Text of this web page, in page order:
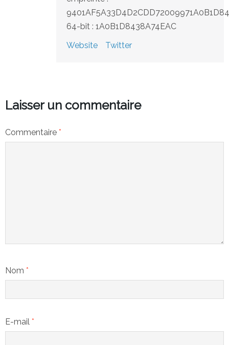
64-bit : 1A0B1D8438A74EAC
Website
Twitter
Laisser un commentaire
Commentaire *
Nom *
E-mail *